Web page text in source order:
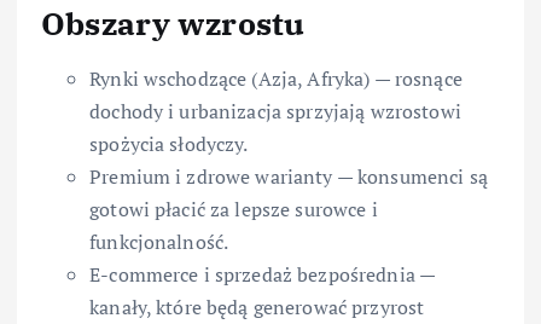
Obszary wzrostu
Rynki wschodzące (Azja, Afryka) — rosnące
dochody i urbanizacja sprzyjają wzrostowi
spożycia słodyczy.
Premium i zdrowe warianty — konsumenci są
gotowi płacić za lepsze surowce i
funkcjonalność.
E-commerce i sprzedaż bezpośrednia —
kanały, które będą generować przyrost